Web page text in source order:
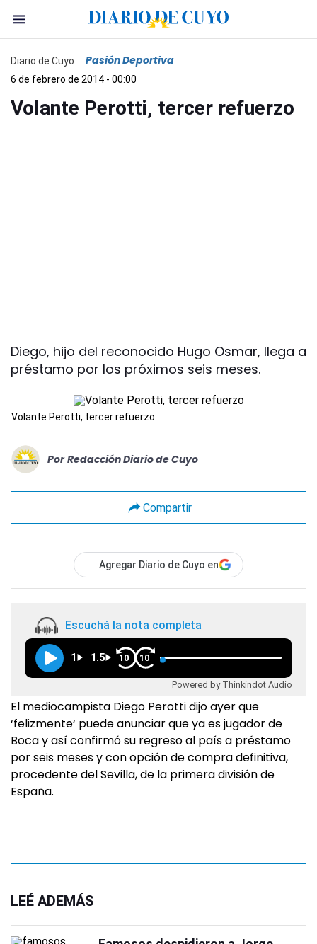
Diario de Cuyo Pasión Deportiva
6 de febrero de 2014 - 00:00
Volante Perotti, tercer refuerzo
Diego, hijo del reconocido Hugo Osmar, llega a
préstamo por los próximos seis meses.
Volante Perotti, tercer refuerzo
Por Redacción Diario de Cuyo
Compartir
Agregar Diario de Cuyo en
Escuchá la nota completa
1 1.5 10 10
Powered by Thinkindot Audio
El mediocampista Diego Perotti dijo ayer que
‘felizmente‘ puede anunciar que ya es jugador de
Boca y así confirmó su regreso al país a préstamo
por seis meses y con opción de compra definitiva,
procedente del Sevilla, de la primera división de
España.
LEÉ ADEMÁS